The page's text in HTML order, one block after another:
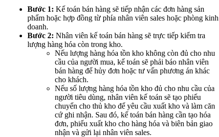
Bước 1: Kế toán bán hàng sẽ tiếp nhận các đơn hàng sản
phẩm hoặc hợp đồng từ phía nhân viên sales hoặc phòng kinh
doanh.
Bước 2: Nhân viên kế toán bán hàng sẽ trực tiếp kiểm tra
lượng hàng hóa còn trong kho.
Nếu lượng hàng hóa tồn kho không còn đủ cho nhu
cầu của người mua, kế toán sẽ phải báo nhân viên
bán hàng để hủy đơn hoặc tư vấn phương án khác
cho khách.
Nếu số lượng hàng hóa tồn kho đủ cho nhu cầu của
người tiêu dùng, nhân viên kế toán sẽ tạo phiếu
chuyển cho thủ kho để yêu cầu xuất kho và làm căn
cứ ghi nhận. Sau đó, kế toán bán hàng cần tạo hóa
đơn, phiếu xuất kho cho hàng hóa và biên bản giao
nhận và gửi lại nhân viên sales.